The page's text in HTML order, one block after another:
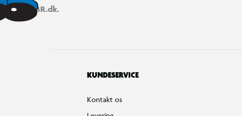
BR.dk.
KUNDESERVICE
Kontakt os